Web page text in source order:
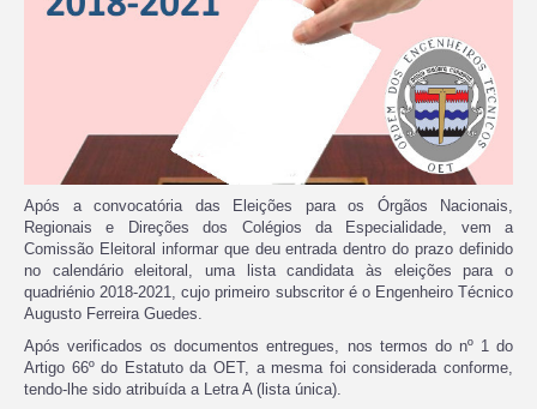
Após a convocatória das Eleições para os Órgãos Nacionais,
Regionais e Direções dos Colégios da Especialidade, vem a
Comissão Eleitoral informar que deu entrada dentro do prazo definido
no calendário eleitoral, uma lista candidata às eleições para o
quadriénio 2018-2021, cujo primeiro subscritor é o Engenheiro Técnico
Augusto Ferreira Guedes.
Após verificados os documentos entregues, nos termos do nº 1 do
Artigo 66º do Estatuto da OET, a mesma foi considerada conforme,
tendo-lhe sido atribuída a Letra A (lista única).